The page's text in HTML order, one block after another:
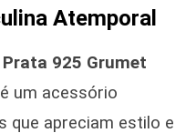
Atemporal
925 Grumet
é um acessório
que apreciam estilo e